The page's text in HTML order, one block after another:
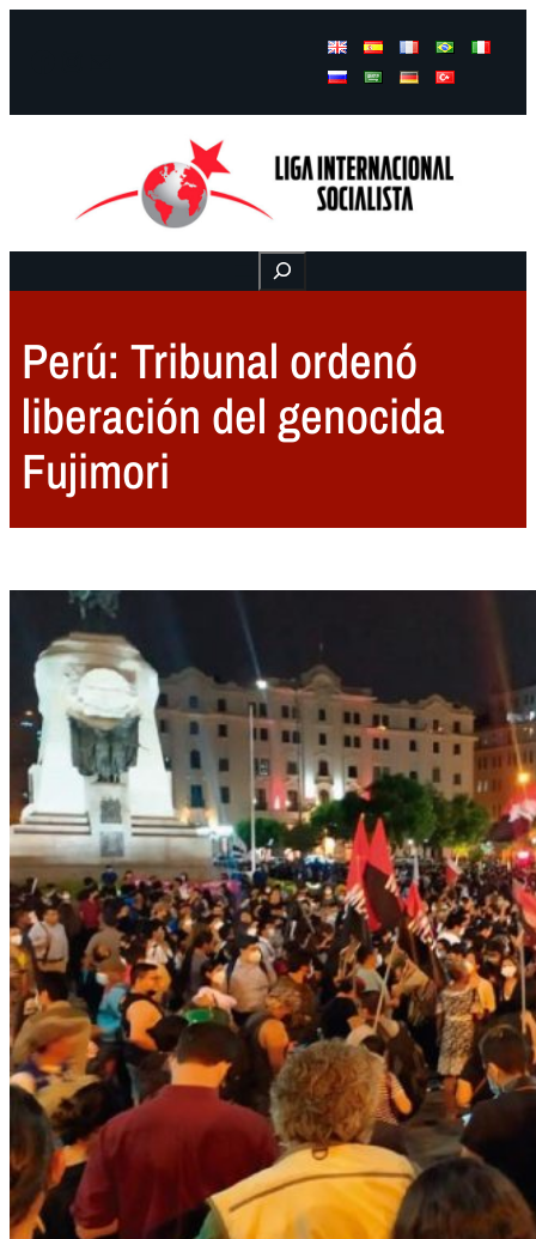
Buscar
Perú: Tribunal ordenó
liberación del genocida
Fujimori